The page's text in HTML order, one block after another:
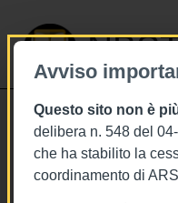
Avviso
Questo sito non è
delibera n. 548 del
che ha stabilito la
coordinamento di
Stai